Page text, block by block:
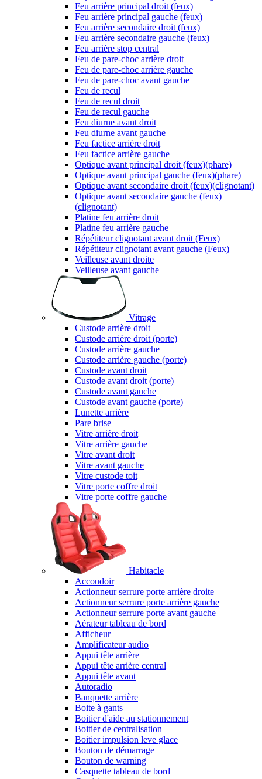
Feu arrière principal droit (feux)
Feu arrière principal gauche (feux)
Feu arrière secondaire droit (feux)
Feu arrière secondaire gauche (feux)
Feu arrière stop central
Feu de pare-choc arrière droit
Feu de pare-choc arrière gauche
Feu de pare-choc avant gauche
Feu de recul
Feu de recul droit
Feu de recul gauche
Feu diurne avant droit
Feu diurne avant gauche
Feu factice arrière droit
Feu factice arrière gauche
Optique avant principal droit (feux)(phare)
Optique avant principal gauche (feux)(phare)
Optique avant secondaire droit (feux)(clignotant)
Optique avant secondaire gauche (feux)
(clignotant)
Platine feu arrière droit
Platine feu arrière gauche
Répétiteur clignotant avant droit (Feux)
Répétiteur clignotant avant gauche (Feux)
Veilleuse avant droite
Veilleuse avant gauche
Vitrage
Custode arrière droit
Custode arrière droit (porte)
Custode arrière gauche
Custode arrière gauche (porte)
Custode avant droit
Custode avant droit (porte)
Custode avant gauche
Custode avant gauche (porte)
Lunette arrière
Pare brise
Vitre arrière droit
Vitre arrière gauche
Vitre avant droit
Vitre avant gauche
Vitre custode toit
Vitre porte coffre droit
Vitre porte coffre gauche
Habitacle
Accoudoir
Actionneur serrure porte arrière droite
Actionneur serrure porte arrière gauche
Actionneur serrure porte avant gauche
Aérateur tableau de bord
Afficheur
Amplificateur audio
Appui tête arrière
Appui tête arrière central
Appui tête avant
Autoradio
Banquette arrière
Boite à gants
Boitier d'aide au stationnement
Boitier de centralisation
Boitier impulsion leve glace
Bouton de démarrage
Bouton de warning
Casquette tableau de bord